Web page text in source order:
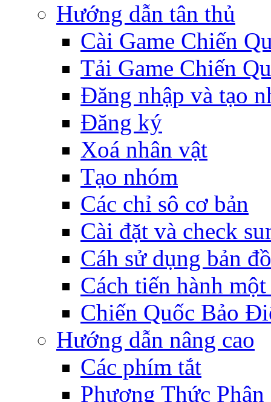
Hướng dẫn tân thủ
Cài Game Chiến
Tải Game Chiến
Đăng nhập và tạo
Đăng ký
Xoá nhân vật
Tạo nhóm
Các chỉ sô cơ bản
Cài đặt và check
Cáh sử dụng bản đồ
Cách tiến hành
Chiến Quốc Bảo
Hướng dẫn nâng cao
Các phím tắt
Phương Thức